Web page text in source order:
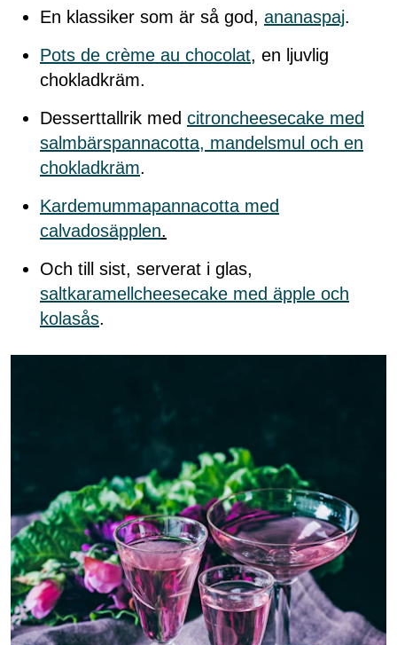
En klassiker som är så god, ananaspaj.
Pots de crème au chocolat, en ljuvlig
chokladkräm.
Desserttallrik med citroncheesecake med
salmbärspannacotta, mandelsmul och en
chokladkräm.
Kardemummapannacotta med
calvadosäpplen.
Och till sist, serverat i glas,
saltkaramellcheesecake med äpple och
kolasås.